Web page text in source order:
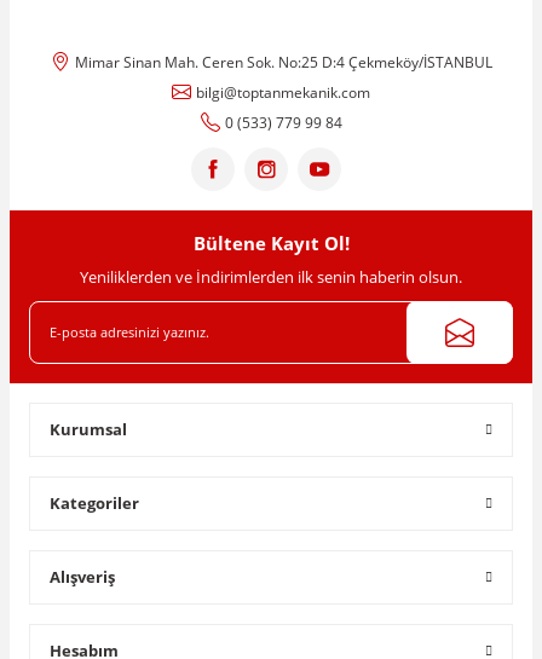
Mimar Sinan Mah. Ceren Sok. No:25 D:4 Çekmeköy/İSTANBUL
bilgi@toptanmekanik.com
0 (533) 779 99 84
Bültene Kayıt Ol!
Yeniliklerden ve İndirimlerden ilk senin haberin olsun.
Kurumsal
Kategoriler
Alışveriş
Hesabım